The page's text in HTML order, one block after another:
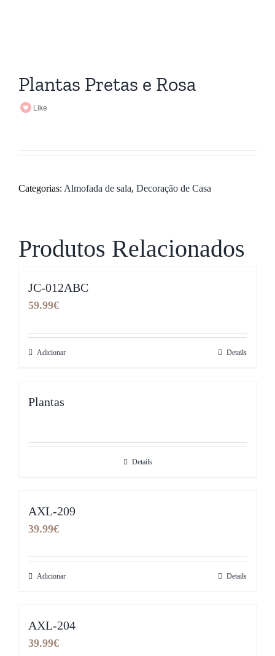
Plantas Pretas e Rosa
Like
Categorias: Almofada de sala, Decoração de Casa
Produtos Relacionados
JC-012ABC
59.99€
Adicionar Details
Plantas
Details
AXL-209
39.99€
Adicionar Details
AXL-204
39.99€